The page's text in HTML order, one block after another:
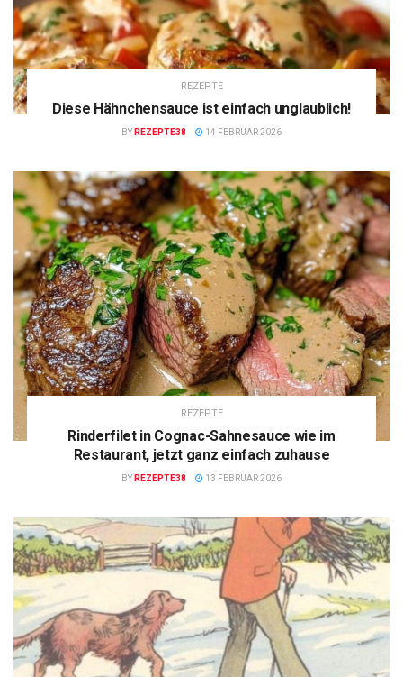
REZEPTE
Diese Hähnchensauce ist einfach unglaublich!
BY REZEPTE38 14 FEBRUAR 2026
REZEPTE
Rinderfilet in Cognac-Sahnesauce wie im
Restaurant, jetzt ganz einfach zuhause
BY REZEPTE38 13 FEBRUAR 2026